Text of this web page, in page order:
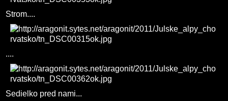
Strom....
....
Sedielko pred nami...